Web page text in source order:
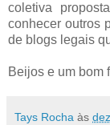
coletiva
conhecer outros
de blogs legais
Beijos e um bom
Tays Rocha às